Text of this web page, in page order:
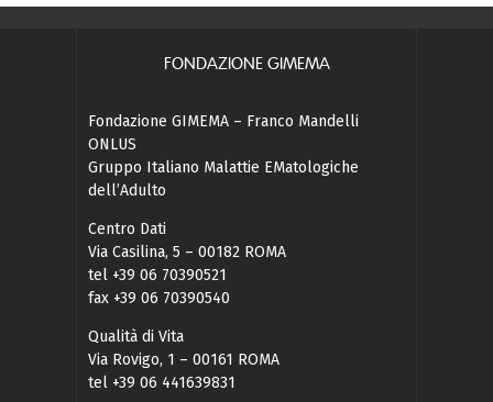
FONDAZIONE GIMEMA
Fondazione GIMEMA – Franco Mandelli
ONLUS
Gruppo Italiano Malattie EMatologiche
dell’Adulto
Centro Dati
Via Casilina, 5 – 00182 ROMA
tel +39 06 70390521
fax +39 06 70390540
Qualità di Vita
Via Rovigo, 1 – 00161 ROMA
tel +39 06 441639831